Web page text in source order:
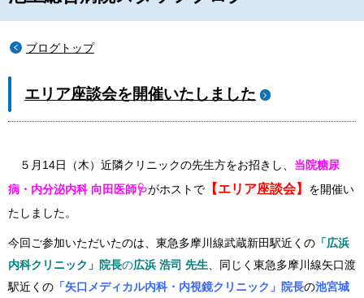
ブログトップ
エリア座談会を開催いたしました
５月 14 日（木）近隣クリニックの先生方をお招きし、 当院糖尿
病・内分泌内科 向田医師🩺がホストで 【エリア座談会】
を開催い
たしました。
今回ご参加いただいたのは、東急多摩川線武蔵新田駅近くの 「広浜
内科クリニック」院長の広浜 浩司 先生、同じく東急多摩川線矢口渡
駅近くの 「矢口メディカル内科・内視鏡クリニック」院長の池宮城